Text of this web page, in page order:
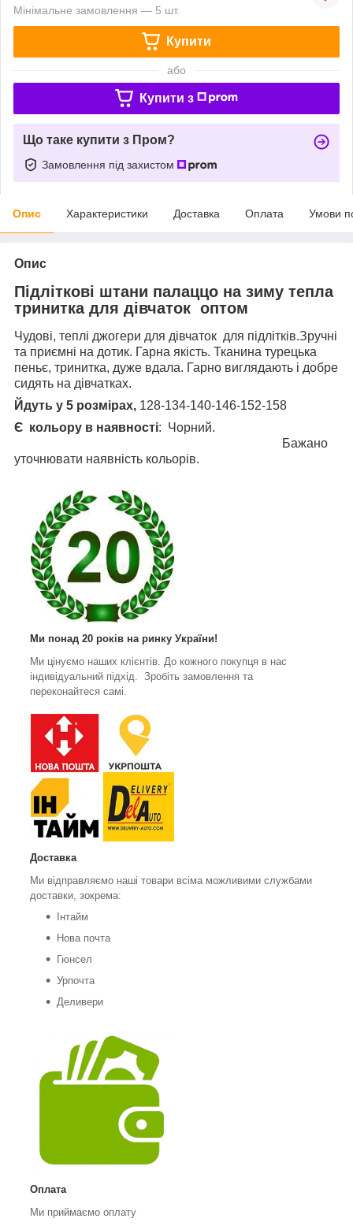
Мінімальне замовлення — 5 шт.
Купити
або
Купити з
Що таке купити з Пром?
Замовлення під захистом
Опис Характеристики Доставка Оплата Умови
Опис
Підліткові штани палаццо на зиму тепла
тринитка для дівчаток оптом
Чудові, теплі джогери для дівчаток для підлітків.Зручні
та приємні на дотик. Гарна якість. Тканина турецька
пеньє, тринитка, дуже вдала. Гарно виглядають і добре
сидять на дівчатках.
Йдуть у 5 розмірах, 128-134-140-146-152-158
Є кольору в наявності: Чорний.
Бажано
уточнювати наявність кольорів.
Ми понад 20 років на ринку України!
Ми цінуємо наших клієнтів. До кожного покупця в нас
індивідуальний підхід. Зробіть замовлення та
переконайтеся самі.
Доставка
Ми відправляємо наші товари всіма можливими службами
доставки, зокрема:
Інтайм
Нова почта
Гюнсел
Урпочта
Деливери
Оплата
Ми приймаємо оплату